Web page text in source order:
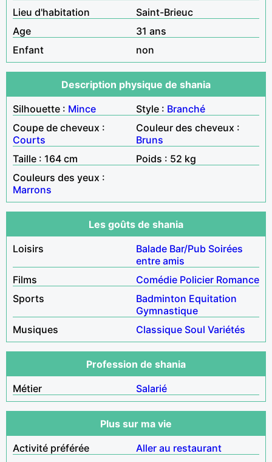
Lieu d'habitation
Saint-Brieuc
Age
31 ans
Enfant
non
Description physique de shania
Silhouette : Mince Style : Branché
Coupe de cheveux :
Courts
Couleur des cheveux :
Bruns
Taille : 164 cm
Poids : 52 kg
Couleurs des yeux :
Marrons
Les goûts de shania
Loisirs
Balade Bar/Pub Soirées
entre amis
Films
Comédie Policier Romance
Sports
Badminton Equitation
Gymnastique
Musiques
Classique Soul Variétés
Profession de shania
Métier
Salarié
Plus sur ma vie
Activité préférée
Aller au restaurant